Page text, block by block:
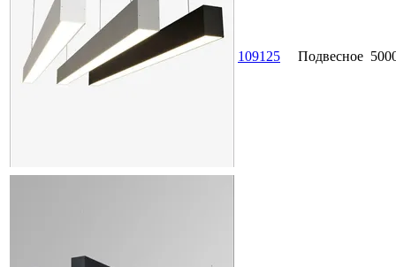
109125 Подвесное